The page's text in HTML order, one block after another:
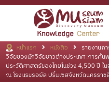
หน้าแรก หนังสือ
รายงานก
วิจัยของนักวิจัยชาวต่างประเทศ :การค้
ประวัติศาสตร์ของไทยในช่วง 4,500 ปี
ณ โรงแรมรอยัล ปริ้นเซสจังหวัดนครราช